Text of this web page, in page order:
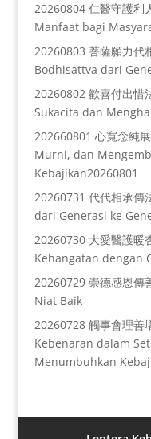
20260804 仁醫守護
Manfaat bagi
20260803 菩薩願力
Bodhisattva dari
20260802 歡喜付出
Sukacita dan
202660801 心寬念純
Murni, dan
Kebajikan20260801
20260731 代代相承
dari Generasi ke
20260730 大愛醫護
Kehangatan dengan
20260729 崇德感恩
Niat Baik
20260728 觸事會理
Kebenaran dalam
Menumbuhkan